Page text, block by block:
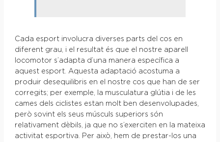
Cada esport involucra diverses parts del cos en
diferent grau, i el resultat és que el nostre aparell
locomotor s’adapta d’una manera específica a
aquest esport. Aquesta adaptació acostuma a
produir desequilibris en el nostre cos que han de ser
corregits; per exemple, la musculatura glútia i de les
cames dels ciclistes estan molt ben desenvolupades,
però sovint els seus músculs superiors són
relativament dèbils, ja que no s’exerciten en la mateixa
activitat esportiva. Per això, hem de prestar-los una